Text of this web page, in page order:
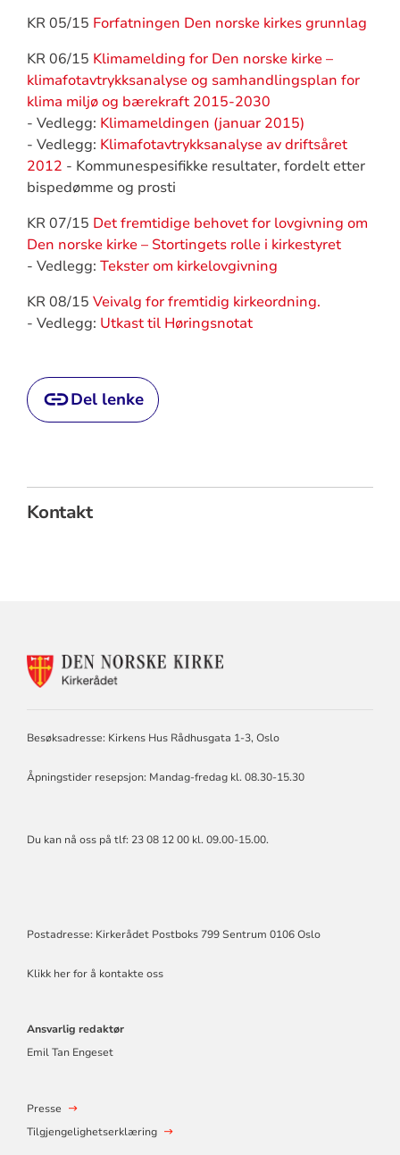
KR 05/15 Forfatningen Den norske kirkes grunnlag
KR 06/15 Klimamelding for Den norske kirke –
klimafotavtrykksanalyse og samhandlingsplan for
klima miljø og bærekraft 2015-2030
- Vedlegg: Klimameldingen (januar 2015)
- Vedlegg: Klimafotavtrykksanalyse av driftsåret
2012 - Kommunespesifikke resultater, fordelt etter
bispedømme og prosti
KR 07/15 Det fremtidige behovet for lovgivning om
Den norske kirke – Stortingets rolle i kirkestyret
- Vedlegg: Tekster om kirkelovgivning
KR 08/15 Veivalg for fremtidig kirkeordning.
- Vedlegg: Utkast til Høringsnotat
Del lenke
Kontakt
KONTAKTINFORMASJON
Besøksadresse: Kirkens Hus Rådhusgata 1-3, Oslo
Åpningstider resepsjon: Mandag-fredag kl. 08.30-15.30
Du kan nå oss på tlf: 23 08 12 00 kl. 09.00-15.00.
Postadresse: Kirkerådet Postboks 799 Sentrum 0106 Oslo
Klikk her for å kontakte oss
Ansvarlig redaktør
Emil Tan Engeset
Presse
Tilgjengelighetserklæring